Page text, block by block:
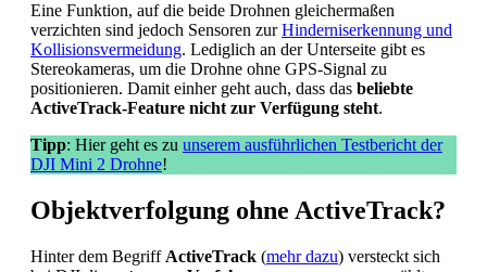
Eine Funktion, auf die beide Drohnen gleichermaßen
verzichten sind jedoch Sensoren zurHinderniserkennung und
Kollisionsvermeidung. Lediglich an der Unterseite gibt es
Stereokameras, um die Drohne ohne GPS-Signal zu
positionieren. Damit einher geht auch, dass das beliebte
ActiveTrack-Feature nicht zur Verfügung steht.
Tipp: Hier geht es zu unserem ausführlichen Testbericht der
DJI Mini 2 Drohne!
Objektverfolgung ohne ActiveTrack?
Hinter dem Begriff ActiveTrack (mehr dazu) versteckt sich